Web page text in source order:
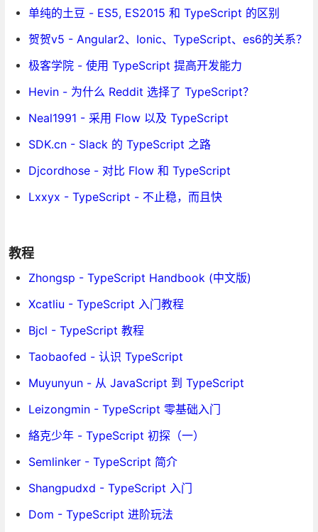
单纯的土豆 - ES5, ES2015 和 TypeScript 的区别
贺贺v5 - Angular2、Ionic、TypeScript、es6的关系？
极客学院 - 使用 TypeScript 提高开发能力
Hevin - 为什么 Reddit 选择了 TypeScript？
Neal1991 - 采用 Flow 以及 TypeScript
SDK.cn - Slack 的 TypeScript 之路
Djcordhose - 对比 Flow 和 TypeScript
Lxxyx - TypeScript - 不止稳，而且快
教程
Zhongsp - TypeScript Handbook (中文版)
Xcatliu - TypeScript 入门教程
Bjcl - TypeScript 教程
Taobaofed - 认识 TypeScript
Muyunyun - 从 JavaScript 到 TypeScript
Leizongmin - TypeScript 零基础入门
絡克少年 - TypeScript 初探（一）
Semlinker - TypeScript 简介
Shangpudxd - TypeScript 入门
Dom - TypeScript 进阶玩法